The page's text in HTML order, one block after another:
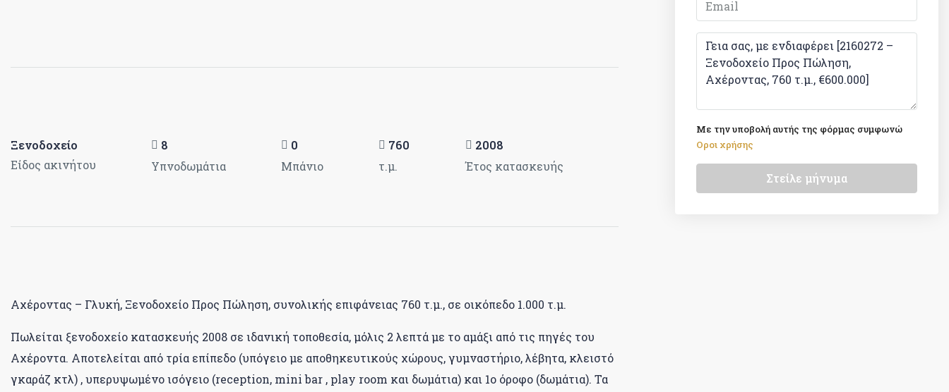
Ξενοδοχείο
Είδος ακινήτου
8
Υπνοδωμάτια
0
Μπάνιο
760
τ.μ.
2008
Έτος κατασκευής
Αχέροντας – Γλυκή, Ξενοδοχείο Προς Πώληση, συνολικής επιφάνειας 760 τ.μ., σε οικόπεδο 1.000 τ.μ.
Πωλείται ξενοδοχείο κατασκευής 2008 σε ιδανική τοποθεσία, μόλις 2 λεπτά με το αμάξι από τις πηγές του
Αχέροντα. Αποτελείται από τρία επίπεδο (υπόγειο με αποθηκευτικούς χώρους, γυμναστήριο, λέβητα, κλειστό
γκαράζ κτλ) , υπερυψωμένο ισόγειο (reception, mini bar , play room και δωμάτια) και 1ο όροφο (δωμάτια). Τα
Με την υποβολή αυτής της φόρμας συμφωνώ
Οροι χρήσης
Στείλε μήνυμα